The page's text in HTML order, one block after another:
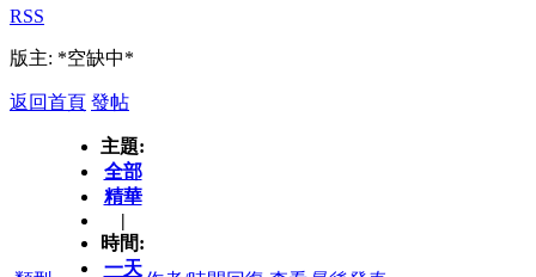
RSS
版主: *空缺中*
返回首頁 發帖
主題:
全部
精華
|
時間:
一天